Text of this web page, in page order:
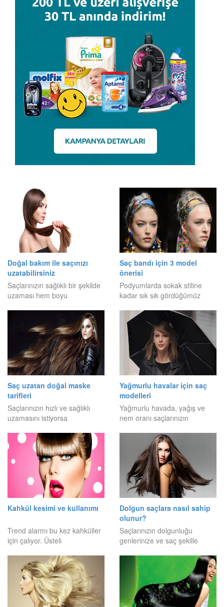
Doğal bakım ile saçınızı
uzatabilirsiniz
Saçlarınızın sağlıklı bir şekilde
uzaması hem boyu
Saç bandı için 3 model
önerisi
Podyumlarda sokak stiline
kadar sık sık gördüğümüz
Saç uzatan doğal maske
tarifleri
Saçlarınızın hızlı ve sağlıklı
uzamasını istiyorsa
Yağmurlu havalar için saç
modelleri
Yağmurlu havada, yağış ve
nem oranı saçlarınızın
Kahkül kesimi ve kullanımı
Trend alarmı bu kez kahküller
için çalıyor. Üsteli
Dolgun saçlara nasıl sahip
olunur?
Saçlarınızın dolgunluğu
genlerinize ve saç şekille